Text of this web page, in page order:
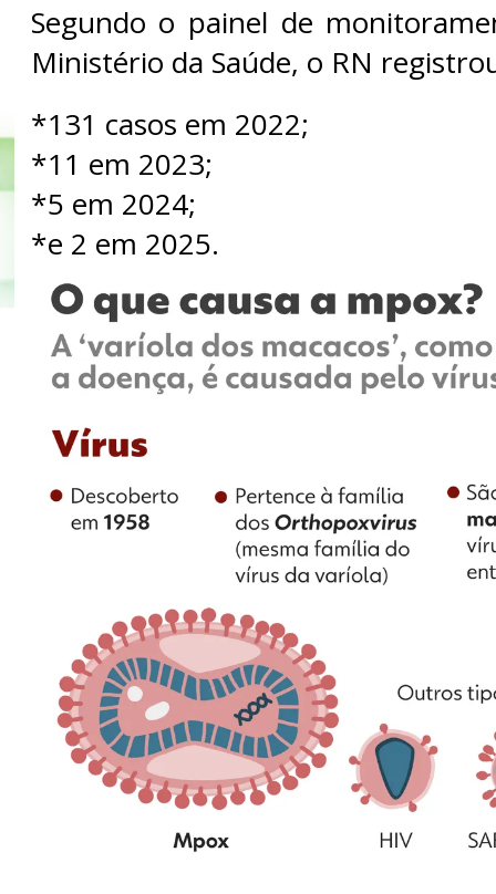
Segundo o painel de
Ministério da Saúde, o RN
*131 casos em 2022;
*11 em 2023;
*5 em 2024;
*e 2 em 2025.